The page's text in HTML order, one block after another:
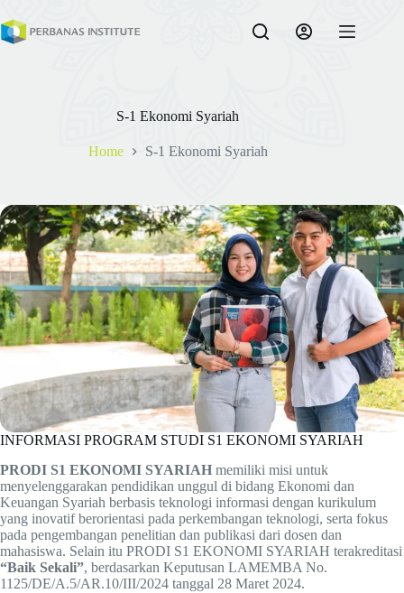
to
content
S-1 Ekonomi Syariah
Home S-1 Ekonomi Syariah
INFORMASI PROGRAM STUDI S1 EKONOMI SYARIAH
PRODI S1 EKONOMI SYARIAH memiliki misi untuk
menyelenggarakan pendidikan unggul di bidang Ekonomi dan
Keuangan Syariah berbasis teknologi informasi dengan kurikulum
yang inovatif berorientasi pada perkembangan teknologi, serta fokus
pada pengembangan penelitian dan publikasi dari dosen dan
mahasiswa. Selain itu PRODI S1 EKONOMI SYARIAH terakreditasi
“Baik Sekali”, berdasarkan Keputusan LAMEMBA No.
1125/DE/A.5/AR.10/III/2024 tanggal 28 Maret 2024.